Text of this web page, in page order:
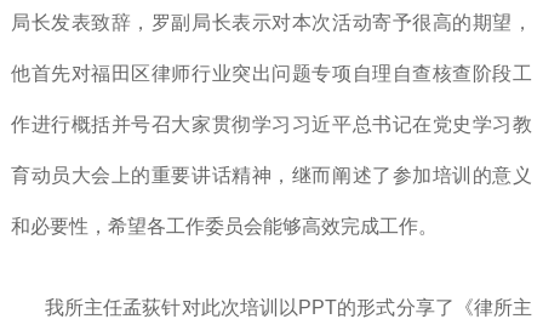
局长发表致辞，罗副局长表示对本次活动寄予很高的期望，
他首先对福田区律师行业突出问题专项自理自查核查阶段工
作进行概括并号召大家贯彻学习习近平总书记在党史学习教
育动员大会上的重要讲话精神，继而阐述了参加培训的意义
和必要性，希望各工作委员会能够高效完成工作。
我所主任孟荻针对此次培训以PPT的形式分享了《律所主